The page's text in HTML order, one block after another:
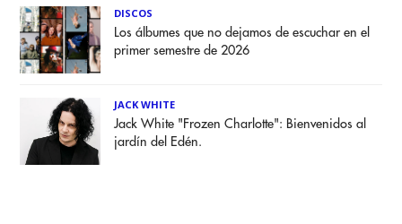
DISCOS
Los álbumes que no dejamos de escuchar en el
primer semestre de 2026
JACK WHITE
Jack White "Frozen Charlotte": Bienvenidos al
jardín del Edén.